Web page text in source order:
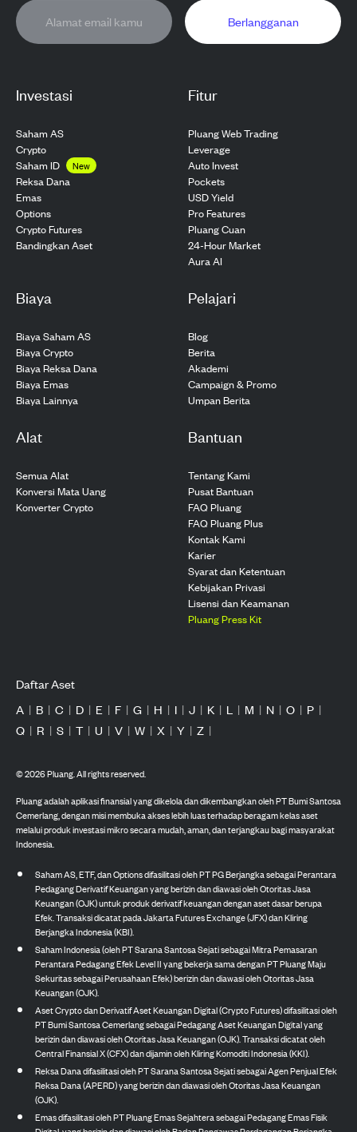
Investasi
Saham AS
Crypto
Saham ID
New
Reksa Dana
Emas
Options
Crypto Futures
Bandingkan Aset
Fitur
Pluang Web Trading
Leverage
Auto Invest
Pockets
USD Yield
Pro Features
Pluang Cuan
24-Hour Market
Aura AI
Biaya
Biaya Saham AS
Biaya Crypto
Biaya Reksa Dana
Biaya Emas
Biaya Lainnya
Pelajari
Blog
Berita
Akademi
Campaign & Promo
Umpan Berita
Alat
Semua Alat
Konversi Mata Uang
Konverter Crypto
Bantuan
Tentang Kami
Pusat Bantuan
FAQ Pluang
FAQ Pluang Plus
Kontak Kami
Karier
Syarat dan Ketentuan
Kebijakan Privasi
Lisensi dan Keamanan
Pluang Press Kit
Berlangganan
Daftar Aset
A | B | C | D | E | F | G | H | I | J | K | L | M | N | O | P |
Q | R | S | T | U | V | W | X | Y | Z |
©2026Pluang. All rights reserved.
Pluang adalah aplikasi finansial yang dikelola dan dikembangkan oleh PT Bumi Santosa
Cemerlang, dengan misi membuka akses lebih luas terhadap beragam kelas aset
melalui produk investasi mikro secara mudah, aman, dan terjangkau bagi masyarakat
Indonesia.
Saham AS, ETF, dan Options difasilitasi oleh PT PG Berjangka sebagai Perantara
Pedagang Derivatif Keuangan yang berizin dan diawasi oleh Otoritas Jasa
Keuangan (OJK) untuk produk derivatif keuangan dengan aset dasar berupa
Efek. Transaksi dicatat pada Jakarta Futures Exchange (JFX) dan Kliring
Berjangka Indonesia (KBI).
Saham Indonesia (oleh PT Sarana Santosa Sejati sebagai Mitra Pemasaran
Perantara Pedagang Efek Level II yang bekerja sama dengan PT Pluang Maju
Sekuritas sebagai Perusahaan Efek) berizin dan diawasi oleh Otoritas Jasa
Keuangan (OJK).
Aset Crypto dan Derivatif Aset Keuangan Digital (Crypto Futures) difasilitasi oleh
PT Bumi Santosa Cemerlang sebagai Pedagang Aset Keuangan Digital yang
berizin dan diawasi oleh Otoritas Jasa Keuangan (OJK). Transaksi dicatat oleh
Central Finansial X (CFX) dan dijamin oleh Kliring Komoditi Indonesia (KKI).
Reksa Dana difasilitasi oleh PT Sarana Santosa Sejati sebagai Agen Penjual Efek
Reksa Dana (APERD) yang berizin dan diawasi oleh Otoritas Jasa Keuangan
(OJK).
Emas difasilitasi oleh PT Pluang Emas Sejahtera sebagai Pedagang Emas Fisik